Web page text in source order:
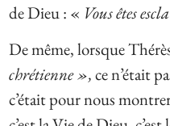
de Dieu : « Vous êtes
De même, lorsque
chrétienne »,ce n’était
c’était pour nous